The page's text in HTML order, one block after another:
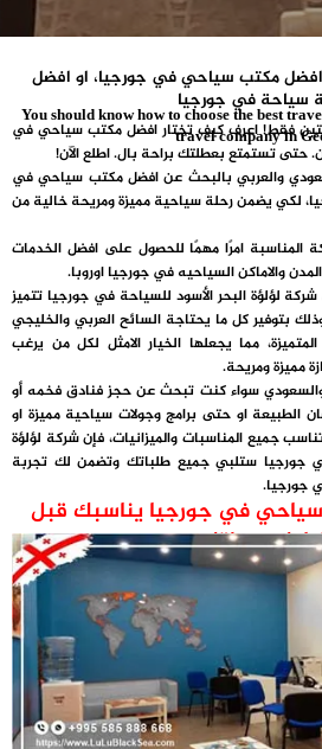
مكتب سياحي في جورجيا، او افضل
سياحة في جورجيا
You should know how to choose the best
travel company in
فقط! اعرف كيف تختار افضل مكتب سياحي في
حتى تستمتع بعطلتك براحة بال. اطلع الآن!
والعربي بالبحث عن افضل مكتب سياحي في
لكي يضمن رحلة سياحية مميزة ومريحة خالية من
المناسبة امرًا مهمًا للحصول على افضل الخدمات
والاماكن السياحيه في جورجيا اوروبا.
لؤلؤة البحر الأسود للسياحة في جورجيا تتميز
بتوفير كل ما يحتاجة السائح العربي والخليجي
مما يجعلها الخيار الامثل لكل من يرغب
مميزة ومريحة.
والسعودي سواء كنت تبحث عن حجز فنادق فخمه أو
الطبيعة او حتى برامج وجولات سياحية مميزة او
جميع المناسبات والميزانيات، فإن شركة لؤلؤة
جورجيا ستلبي جميع طلباتك وتضمن لك تجربة
جورجيا.
سياحي في جورجيا يناسبك قبل
برحلتك